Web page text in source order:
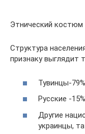
Этнический костюм
Структура
признаку выглядит
Тувинцы-
Русские -
Другие
украинцы,